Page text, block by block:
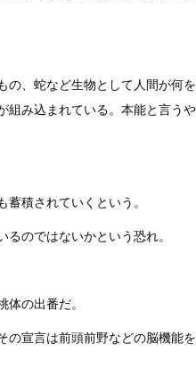
の、蛇など生物として人間が何を
組み込まれている。本能と言うや
積されていくという。
のではないかという恐れ。
体の出番だ。
宣言は前頭前野などの脳機能を